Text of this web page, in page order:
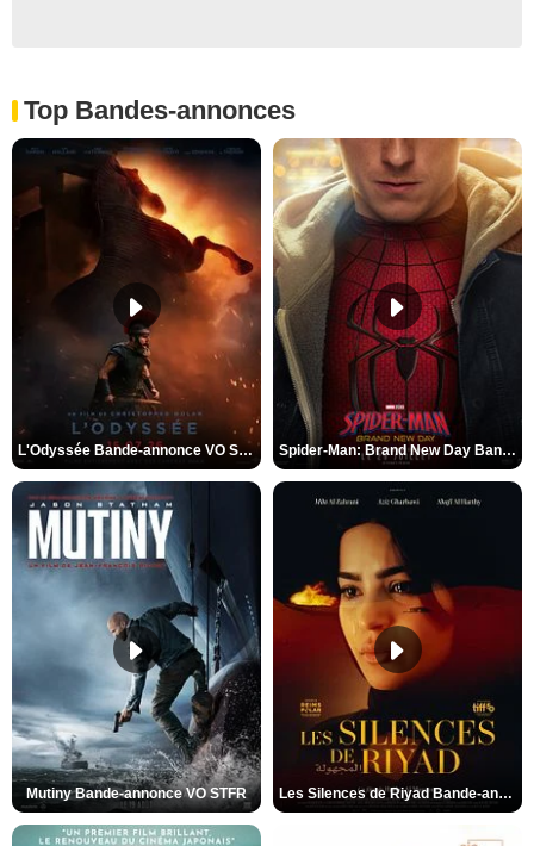
Top Bandes-annonces
L'Odyssée Bande-annonce VO STFR Spider-Man: Brand New Day Bande-annonce VO STFR
Mutiny Bande-annonce VO STFR Les Silences de Riyad Bande-annonce VO STFR